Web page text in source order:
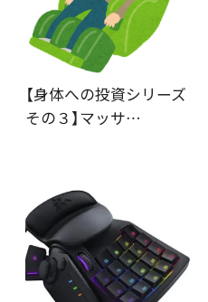
【身体への投資シリーズ
その３】マッサ…